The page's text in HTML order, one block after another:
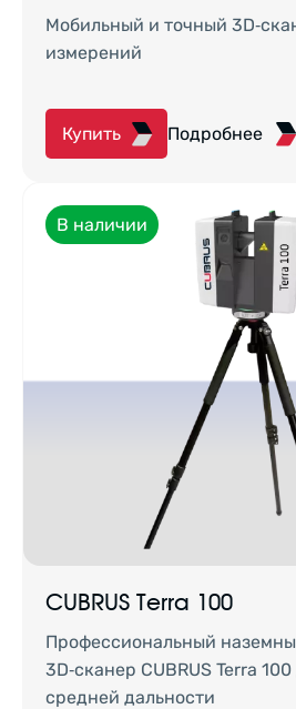
Мобильный и точный
измерений
Купить Подробнее
В наличии
CUBRUS Terra 100
Профессиональный
3D‑сканер CUBRUS Terra
средней дальности